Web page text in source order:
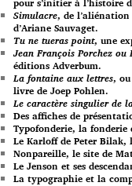
pour s’initier à l’histoire
Simulacre, de
d’Ariane Sauvaget.
Tu ne tueras point, une
Jean François Porchez ou
éditions Adverbum.
La fontaine aux lettres,
livre de Joep Pohlen.
Le caractère singulier de
Des affiches de
Typofonderie, la fonderie
Le Karloff de Peter Bilak,
Nonpareille, le site de
Le Jenson et ses
La typographie et la